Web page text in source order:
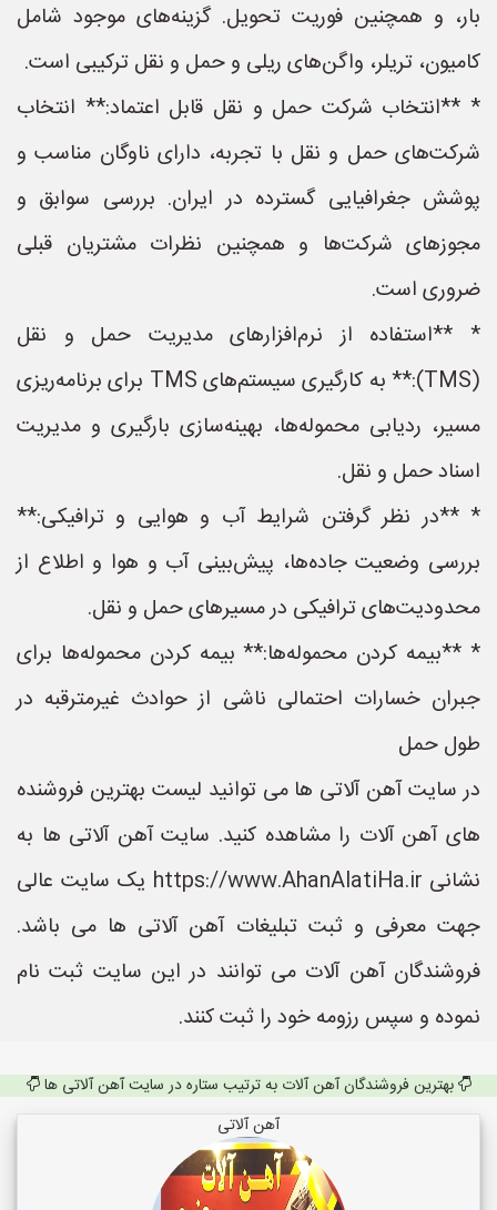
بار، و همچنین فوریت تحویل. گزینه‌های موجود شامل
کامیون، تریلر، واگن‌های ریلی و حمل و نقل ترکیبی است.
* **انتخاب شرکت حمل و نقل قابل اعتماد:** انتخاب
شرکت‌های حمل و نقل با تجربه، دارای ناوگان مناسب و
پوشش جغرافیایی گسترده در ایران. بررسی سوابق و
مجوزهای شرکت‌ها و همچنین نظرات مشتریان قبلی
ضروری است.
* **استفاده از نرم‌افزارهای مدیریت حمل و نقل
(TMS):** به کارگیری سیستم‌های TMS برای برنامه‌ریزی
مسیر، ردیابی محموله‌ها، بهینه‌سازی بارگیری و مدیریت
اسناد حمل و نقل.
* **در نظر گرفتن شرایط آب و هوایی و ترافیکی:**
بررسی وضعیت جاده‌ها، پیش‌بینی آب و هوا و اطلاع از
محدودیت‌های ترافیکی در مسیرهای حمل و نقل.
* **بیمه کردن محموله‌ها:** بیمه کردن محموله‌ها برای
جبران خسارات احتمالی ناشی از حوادث غیرمترقبه در
طول حمل
در سایت آهن آلاتی ها می توانید لیست بهترین فروشنده
های آهن آلات را مشاهده کنید. سایت آهن آلاتی ها به
نشانی https://www.AhanAlatiHa.ir یک سایت عالی
جهت معرفی و ثبت تبلیغات آهن آلاتی ها می باشد.
فروشندگان آهن آلات می توانند در این سایت ثبت نام
نموده و سپس رزومه خود را ثبت کنند.
بهترین فروشندگان آهن آلات به ترتیب ستاره در سایت آهن آلاتی ها
آهن آلاتی